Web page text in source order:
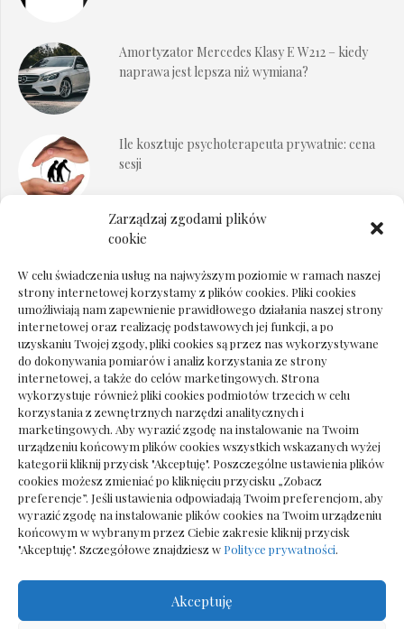
Zarządzaj zgodami plików
cookie
W celu świadczenia usług na najwyższym poziomie w ramach naszej
strony internetowej korzystamy z plików cookies. Pliki cookies
umożliwiają nam zapewnienie prawidłowego działania naszej strony
internetowej oraz realizację podstawowych jej funkcji, a po
uzyskaniu Twojej zgody, pliki cookies są przez nas wykorzystywane
do dokonywania pomiarów i analiz korzystania ze strony
internetowej, a także do celów marketingowych. Strona
wykorzystuje również pliki cookies podmiotów trzecich w celu
korzystania z zewnętrznych narzędzi analitycznych i
marketingowych. Aby wyrazić zgodę na instalowanie na Twoim
urządzeniu końcowym plików cookies wszystkich wskazanych wyżej
kategorii kliknij przycisk "Akceptuję". Poszczególne ustawienia plików
cookies możesz zmieniać po kliknięciu przycisku „Zobacz
preferencje”. Jeśli ustawienia odpowiadają Twoim preferencjom, aby
wyrazić zgodę na instalowanie plików cookies na Twoim urządzeniu
końcowym w wybranym przez Ciebie zakresie kliknij przycisk
"Akceptuję". Szczegółowe znajdziesz w Polityce prywatności.
Akceptuję
Amortyzator Mercedes Klasy E W212 – kiedy
naprawa jest lepsza niż wymiana?
Ile kosztuje psychoterapeuta prywatnie: cena
sesji
Dokumenty do odbioru przy zmianie biura
Deska podłogowa do salonu: jak wybrać bez
pośpiechu